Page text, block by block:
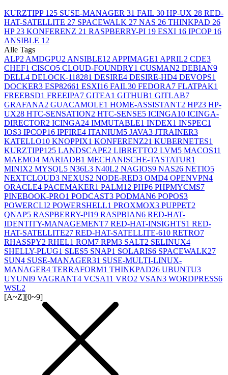
KURZTIPP 125 SUSE-MANAGER 31 FAIL 30 HP-UX 28 RED-
HAT-SATELLITE 27 SPACEWALK 27 NAS 26 THINKPAD 26
HP 23 KONFERENZ 21 RASPBERRY-PI 19 ESXI 16 IPCOP 16
ANSIBLE 12
Alle Tags
ALP2 AMDGPU2 ANSIBLE12 APPIMAGE1 APRIL2 CDE3
CHEF1 CISCO5 CLOUD-FOUNDRY1 CUSMAN2 DEBIAN9
DELL4 DELOCK-118281 DESIRE4 DESIRE-HD4 DEVOPS1
DOCKER3 ESP82661 ESXI16 FAIL30 FEDORA7 FLATPAK1
FREEBSD1 FREEIPA7 GITEA1 GITHUB1 GITLAB7
GRAFANA2 GUACAMOLE1 HOME-ASSISTANT2 HP23 HP-
UX28 HTC-SENSATION2 HTC-SENSE5 ICINGA10 ICINGA-
DIRECTOR2 ICINGA24 IMMUTABLE1 INDEX1 INSPEC1
IOS3 IPCOP16 IPFIRE4 ITANIUM5 JAVA3 JTRAINER3
KATELLO10 KNOPPIX1 KONFERENZ21 KUBERNETES1
KURZTIPP125 LANDSCAPE2 LIBRETTO2 LVM5 MACOS11
MAEMO4 MARIADB1 MECHANISCHE-TASTATUR1
MINIX2 MYSQL5 N36L3 N40L2 NAGIOS9 NAS26 NETIO5
NEXTCLOUD3 NEXUS2 NODE-RED3 OMD4 OPENVPN4
ORACLE4 PACEMAKER1 PALM12 PHP6 PHPMYCMS7
PINEBOOK-PRO1 PODCAST3 PODMAN6 POPOS3
POWERCLI2 POWERSHELL1 PROXMOX3 PUPPET2
QNAP5 RASPBERRY-PI19 RASPBIAN6 RED-HAT-
IDENTITY-MANAGEMENT7 RED-HAT-INSIGHTS1 RED-
HAT-SATELLITE27 RED-HAT-SATELLITE-610 RETRO7
RHASSPY2 RHEL1 ROM7 RPM3 SALT2 SELINUX4
SHELLY-PLUG1 SLES5 SNAP1 SOLARIS6 SPACEWALK27
SUN4 SUSE-MANAGER31 SUSE-MULTI-LINUX-
MANAGER4 TERRAFORM1 THINKPAD26 UBUNTU3
UYUNI9 VAGRANT4 VCSA11 VRO2 VSAN3 WORDPRESS6
WSL2
[A~Z][0~9]